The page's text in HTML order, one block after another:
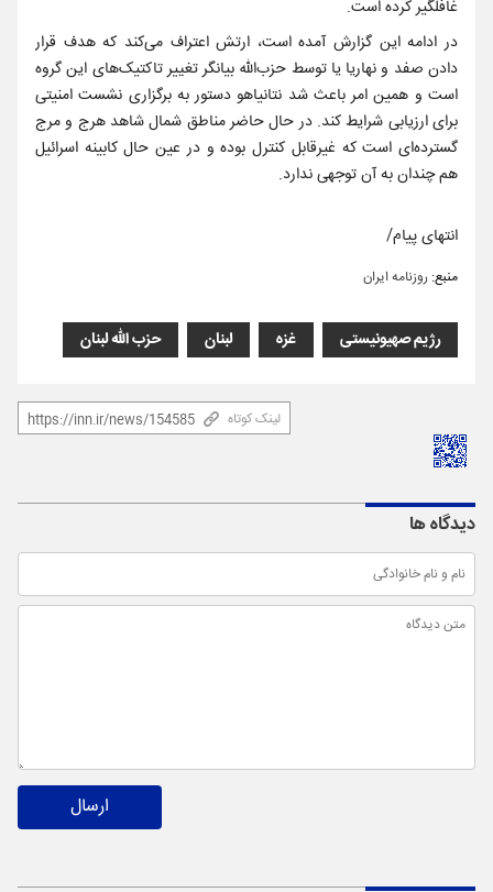
غافلگیر کرده است.
در ادامه این گزارش آمده است، ارتش اعتراف می‌کند که هدف قرار
دادن صفد و نهاریا یا توسط حزب‌الله بیانگر تغییر تاکتیک‌های این گروه
است و همین امر باعث شد نتانیاهو دستور به برگزاری نشست امنیتی
برای ارزیابی شرایط کند. در حال حاضر مناطق شمال شاهد هرج و مرج
گسترده‌ای است که غیرقابل کنترل بوده و در عین حال کابینه اسرائیل
هم چندان به آن توجهی ندارد.
انتهای پیام/
منبع: روزنامه ایران
رژیم صهیونیستی غزه لبنان حزب الله لبنان
لینک کوتاه
دیدگاه ها
ارسال